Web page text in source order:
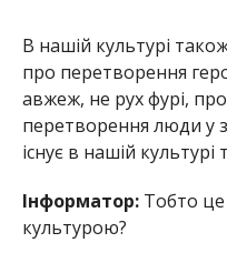
В нашій культурі
про перетворення
авжеж, не рух фурі,
перетворення люди у
існує в нашій
Інформатор:Тобто
культурою?